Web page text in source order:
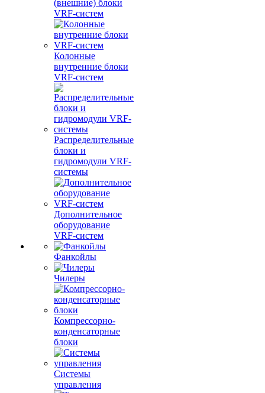
(внешние) блоки
VRF-систем
Колонные
внутренние блоки
VRF-систем
Распределительные
блоки и
гидромодули VRF-
системы
Дополнительное
оборудование
VRF-систем
Фанкойлы
Чилеры
Компрессорно-
конденсаторные
блоки
Системы
управления